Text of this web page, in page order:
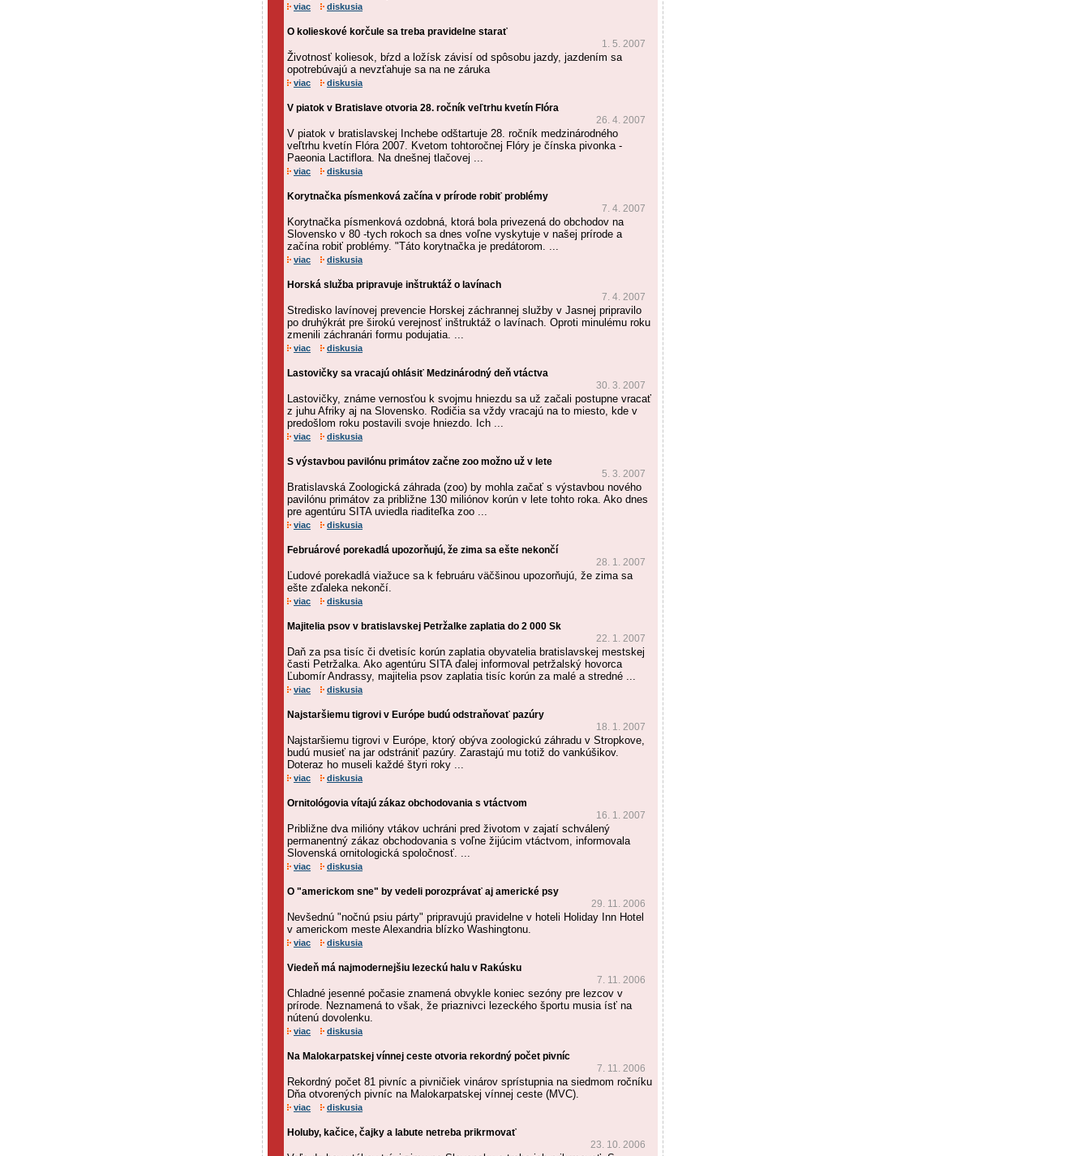
viac diskusia
O kolieskové korčule sa treba pravidelne starať
1. 5. 2007
Životnosť koliesok, bŕzd a ložísk závisí od spôsobu jazdy, jazdením sa
opotrebúvajú a nevzťahuje sa na ne záruka
viac diskusia
V piatok v Bratislave otvoria 28. ročník veľtrhu kvetín Flóra
26. 4. 2007
V piatok v bratislavskej Inchebe odštartuje 28. ročník medzinárodného
veľtrhu kvetín Flóra 2007. Kvetom tohtoročnej Flóry je čínska pivonka -
Paeonia Lactiflora. Na dnešnej tlačovej ...
viac diskusia
Korytnačka písmenková začína v prírode robiť problémy
7. 4. 2007
Korytnačka písmenková ozdobná, ktorá bola privezená do obchodov na
Slovensko v 80 -tych rokoch sa dnes voľne vyskytuje v našej prírode a
začína robiť problémy. "Táto korytnačka je predátorom. ...
viac diskusia
Horská služba pripravuje inštruktáž o lavínach
7. 4. 2007
Stredisko lavínovej prevencie Horskej záchrannej služby v Jasnej pripravilo
po druhýkrát pre širokú verejnosť inštruktáž o lavínach. Oproti minulému roku
zmenili záchranári formu podujatia. ...
viac diskusia
Lastovičky sa vracajú ohlásiť Medzinárodný deň vtáctva
30. 3. 2007
Lastovičky, známe vernosťou k svojmu hniezdu sa už začali postupne vracať
z juhu Afriky aj na Slovensko. Rodičia sa vždy vracajú na to miesto, kde v
predošlom roku postavili svoje hniezdo. Ich ...
viac diskusia
S výstavbou pavilónu primátov začne zoo možno už v lete
5. 3. 2007
Bratislavská Zoologická záhrada (zoo) by mohla začať s výstavbou nového
pavilónu primátov za približne 130 miliónov korún v lete tohto roka. Ako dnes
pre agentúru SITA uviedla riaditeľka zoo ...
viac diskusia
Februárové porekadlá upozorňujú, že zima sa ešte nekončí
28. 1. 2007
Ľudové porekadlá viažuce sa k februáru väčšinou upozorňujú, že zima sa
ešte zďaleka nekončí.
viac diskusia
Majitelia psov v bratislavskej Petržalke zaplatia do 2 000 Sk
22. 1. 2007
Daň za psa tisíc či dvetisíc korún zaplatia obyvatelia bratislavskej mestskej
časti Petržalka. Ako agentúru SITA ďalej informoval petržalský hovorca
Ľubomír Andrassy, majitelia psov zaplatia tisíc korún za malé a stredné ...
viac diskusia
Najstaršiemu tigrovi v Európe budú odstraňovať pazúry
18. 1. 2007
Najstaršiemu tigrovi v Európe, ktorý obýva zoologickú záhradu v Stropkove,
budú musieť na jar odstrániť pazúry. Zarastajú mu totiž do vankúšikov.
Doteraz ho museli každé štyri roky ...
viac diskusia
Ornitológovia vítajú zákaz obchodovania s vtáctvom
16. 1. 2007
Približne dva milióny vtákov uchráni pred životom v zajatí schválený
permanentný zákaz obchodovania s voľne žijúcim vtáctvom, informovala
Slovenská ornitologická spoločnosť. ...
viac diskusia
O "americkom sne" by vedeli porozprávať aj americké psy
29. 11. 2006
Nevšednú "nočnú psiu párty" pripravujú pravidelne v hoteli Holiday Inn Hotel
v americkom meste Alexandria blízko Washingtonu.
viac diskusia
Viedeň má najmodernejšiu lezeckú halu v Rakúsku
7. 11. 2006
Chladné jesenné počasie znamená obvykle koniec sezóny pre lezcov v
prírode. Neznamená to však, že priaznivci lezeckého športu musia ísť na
nútenú dovolenku.
viac diskusia
Na Malokarpatskej vínnej ceste otvoria rekordný počet pivníc
7. 11. 2006
Rekordný počet 81 pivníc a pivničiek vinárov sprístupnia na siedmom ročníku
Dňa otvorených pivníc na Malokarpatskej vínnej ceste (MVC).
viac diskusia
Holuby, kačice, čajky a labute netreba prikrmovať
23. 10. 2006